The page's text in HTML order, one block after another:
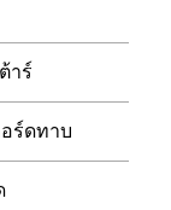
าร์
อร์ดทาบ